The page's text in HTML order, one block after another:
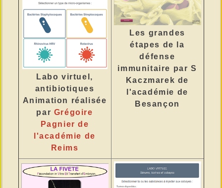
Labo virtuel,
antibiotiques
Animation réalisée
par Grégoire
Pagnier de
l'académie de
Reims
Les grandes
étapes de la
défense
immunitaire par S
Kaczmarek de
l'académie de
Besançon